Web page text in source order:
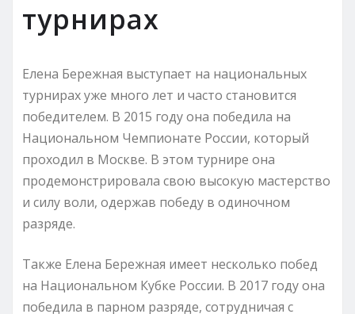
турнирах
Елена Бережная выступает на национальных
турнирах уже много лет и часто становится
победителем. В 2015 году она победила на
Национальном Чемпионате России, который
проходил в Москве. В этом турнире она
продемонстрировала свою высокую мастерство
и силу воли, одержав победу в одиночном
разряде.
Также Елена Бережная имеет несколько побед
на Национальном Кубке России. В 2017 году она
победила в парном разряде, сотрудничая с